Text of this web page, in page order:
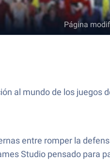
Página
al mundo de los juegos
entre romper la
Studio pensado para